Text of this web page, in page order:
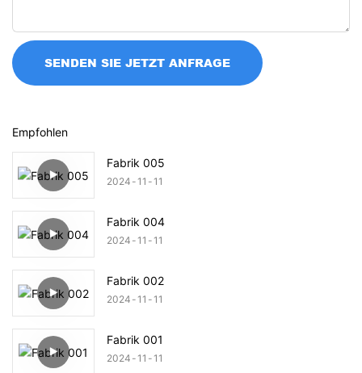
SENDEN SIE JETZT ANFRAGE
Empfohlen
Fabrik 005
2024 11 11
Fabrik 004
2024 11 11
Fabrik 002
2024 11 11
Fabrik 001
2024 11 11